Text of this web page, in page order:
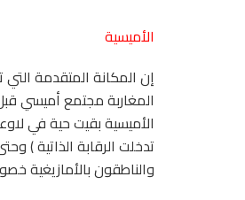
الأميسية
إن المكانة المتقدمة
المغاربة مجتمع أميسي قبل
الأميسية بقيت حية في
تدخلت الرقابة الذاتية )
والناطقون بالأمازيغية